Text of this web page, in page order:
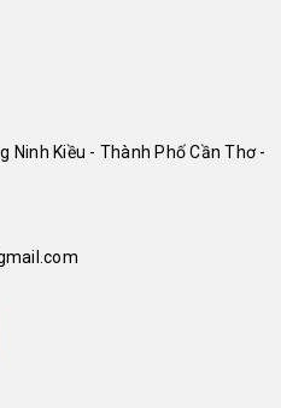
Ninh Kiều - Thành Phố Cần Thơ -